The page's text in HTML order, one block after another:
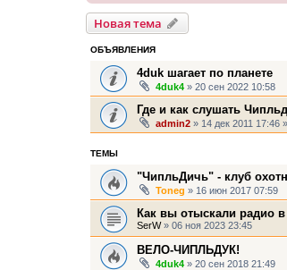
Новая тема
ОБЪЯВЛЕНИЯ
4duk шагает по планете
4duk4 » 20 сен 2022 10:58
Где и как слушать
admin2 » 14 дек 2011 17:46
ТЕМЫ
"ЧипльДичь" - клуб
Toneg » 16 июн 2017 07:59
Как вы отыскали радио
SerW» 06 ноя 2023 23:45
ВЕЛО-ЧИПЛЬДУК!
4duk4 » 20 сен 2018 21:49